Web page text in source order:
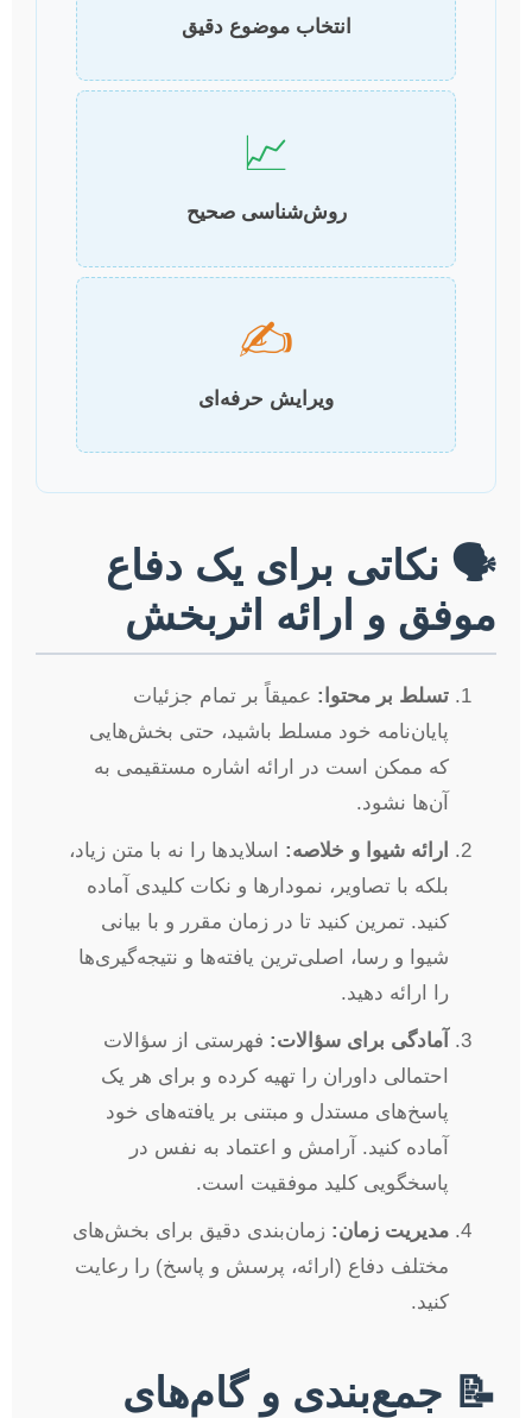
انتخاب موضوع دقیق
📈
روش‌شناسی صحیح
✍️
ویرایش حرفه‌ای
🗣️ نکاتی برای یک دفاع
موفق و ارائه اثربخش
تسلط بر محتوا: عمیقاً بر تمام جزئیات
پایان‌نامه خود مسلط باشید، حتی بخش‌هایی
که ممکن است در ارائه اشاره مستقیمی به
آن‌ها نشود.
ارائه شیوا و خلاصه: اسلایدها را نه با متن زیاد،
بلکه با تصاویر، نمودارها و نکات کلیدی آماده
کنید. تمرین کنید تا در زمان مقرر و با بیانی
شیوا و رسا، اصلی‌ترین یافته‌ها و نتیجه‌گیری‌ها
را ارائه دهید.
آمادگی برای سؤالات: فهرستی از سؤالات
احتمالی داوران را تهیه کرده و برای هر یک
پاسخ‌های مستدل و مبتنی بر یافته‌های خود
آماده کنید. آرامش و اعتماد به نفس در
پاسخگویی کلید موفقیت است.
مدیریت زمان: زمان‌بندی دقیق برای بخش‌های
مختلف دفاع (ارائه، پرسش و پاسخ) را رعایت
کنید.
📝 جمع‌بندی و گام‌های